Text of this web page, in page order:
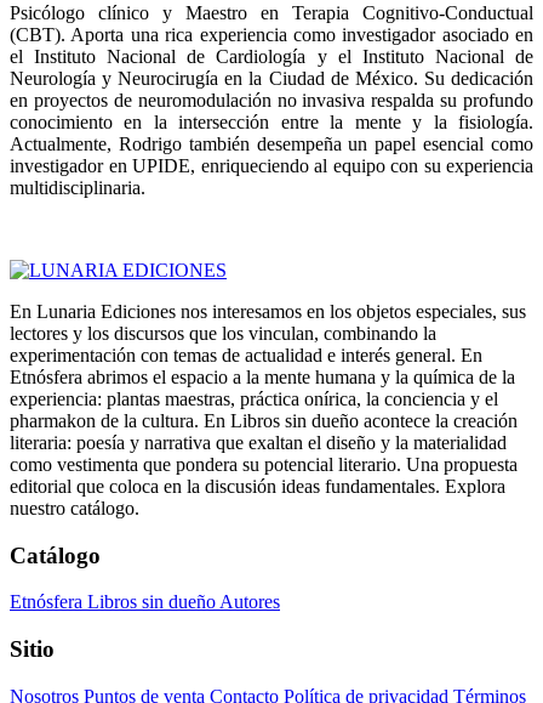
Psicólogo clínico y Maestro en Terapia Cognitivo-Conductual
(CBT). Aporta una rica experiencia como investigador asociado en
el Instituto Nacional de Cardiología y el Instituto Nacional de
Neurología y Neurocirugía en la Ciudad de México. Su dedicación
en proyectos de neuromodulación no invasiva respalda su profundo
conocimiento en la intersección entre la mente y la fisiología.
Actualmente, Rodrigo también desempeña un papel esencial como
investigador en UPIDE, enriqueciendo al equipo con su experiencia
multidisciplinaria.
En Lunaria Ediciones nos interesamos en los objetos especiales, sus
lectores y los discursos que los vinculan, combinando la
experimentación con temas de actualidad e interés general. En
Etnósfera abrimos el espacio a la mente humana y la química de la
experiencia: plantas maestras, práctica onírica, la conciencia y el
pharmakon de la cultura. En Libros sin dueño acontece la creación
literaria: poesía y narrativa que exaltan el diseño y la materialidad
como vestimenta que pondera su potencial literario. Una propuesta
editorial que coloca en la discusión ideas fundamentales. Explora
nuestro catálogo.
Catálogo
Etnósfera Libros sin dueño Autores
Sitio
Nosotros Puntos de venta Contacto Política de privacidad Términos